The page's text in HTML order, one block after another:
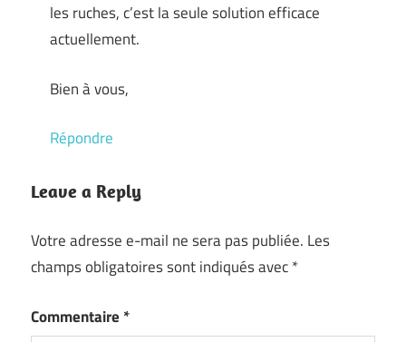
les ruches, c’est la seule solution efficace
actuellement.
Bien à vous,
Répondre
Leave a Reply
Votre adresse e-mail ne sera pas publiée. Les
champs obligatoires sont indiqués avec*
Commentaire *